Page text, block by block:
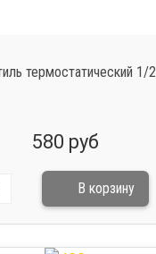
термостатический 1/2
580 руб